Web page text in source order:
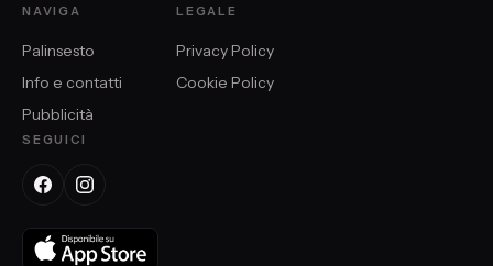
NAVIGA
Palinsesto
Info e contatti
Pubblicità
LEGALE
Privacy Policy
Cookie Policy
SEGUICI